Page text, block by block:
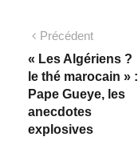
Précédent
« Les Algériens ?
le thé marocain » :
Pape Gueye, les
anecdotes
explosives